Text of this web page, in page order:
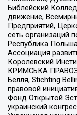
Библейский
движение,
Предприятий,
сеть организаций
Республика
Ассоциация
Королевский
КРИМСЬКА
Бёлля, Stichting
правовой
Фонд Открытой
украинский